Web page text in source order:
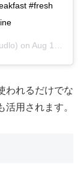
#fresh
on Aug 12, 2019 at 7:16am PDT
われるだけでな
用されます。